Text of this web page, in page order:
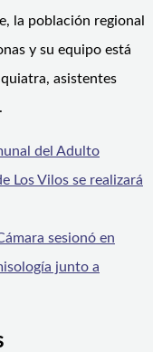
la población regional
y su equipo está
asistentes
del Adulto
Los Vilos se realizará
sesionó en
junto a